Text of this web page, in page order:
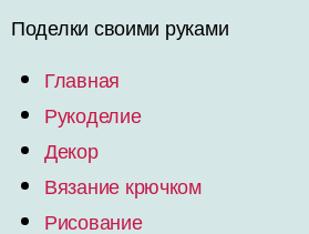
Поделки своими руками
Главная
Рукоделие
Декор
Вязание крючком
Рисование